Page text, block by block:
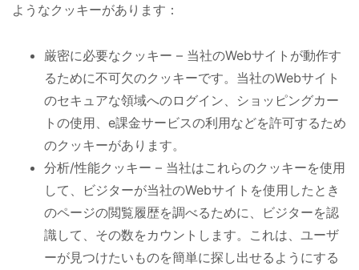
ようなクッキーがあります ：
厳密に必要なクッキー – 当社のWebサイトが動作す
るために不可欠のクッキーです。当社のWebサイト
のセキュアな領域へのログイン、ショッピングカー
トの使用、e課金サービスの利用などを許可するため
のクッキーがあります。
分析/性能クッキー – 当社はこれらのクッキーを使用
して、ビジターが当社のWebサイトを使用したとき
のページの閲覧履歴を調べるために、ビジターを認
識して、その数をカウントします。これは、ユーザ
ーが見つけたいものを簡単に探し出せるようにする